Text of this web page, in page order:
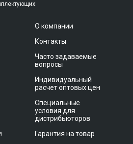
О компании
Контакты
Часто задаваемые
вопросы
Индивидуальный
расчет оптовых цен
Специальные
условия для
дистрибьюторов
Гарантия на товар